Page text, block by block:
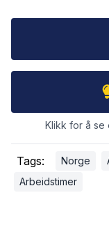
Klikk for å
Tags: Norge
Arbeidstimer